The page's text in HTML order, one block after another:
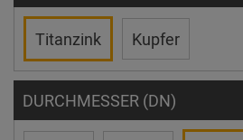
Titanzink Kupfer
DURCHMESSER (DN)